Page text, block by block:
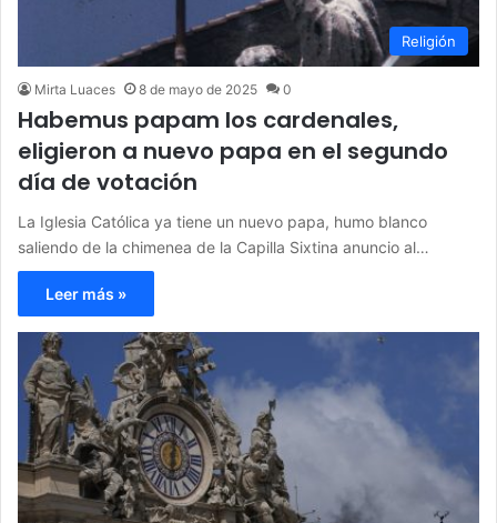
Religión
Mirta Luaces 8 de mayo de 2025 0
Habemus papam los cardenales,
eligieron a nuevo papa en el segundo
día de votación
La Iglesia Católica ya tiene un nuevo papa, humo blanco
saliendo de la chimenea de la Capilla Sixtina anuncio al…
Leer más »